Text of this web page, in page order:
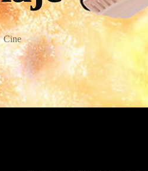
Cine